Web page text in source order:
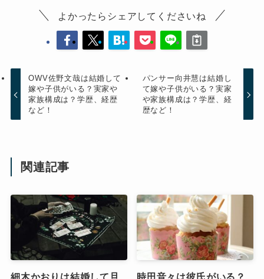
よかったらシェアしてくださいね
OWV佐野文哉は結婚して
嫁や子供がいる？実家や
家族構成は？学歴、経歴
など！
パンサー向井慧は結婚し
て嫁や子供がいる？実家
や家族構成は？学歴、経
歴など！
関連記事
細木かおりは結婚して旦 時田音々は彼氏がいる？